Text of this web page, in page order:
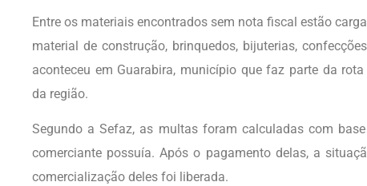
Entre os materiais encontrados sem nota fiscal estão
material de construção, brinquedos, bijuterias,
aconteceu em Guarabira, município que faz parte da
da região.
Segundo a Sefaz, as multas foram calculadas com
comerciante possuía. Após o pagamento delas, a
comercialização deles foi liberada.